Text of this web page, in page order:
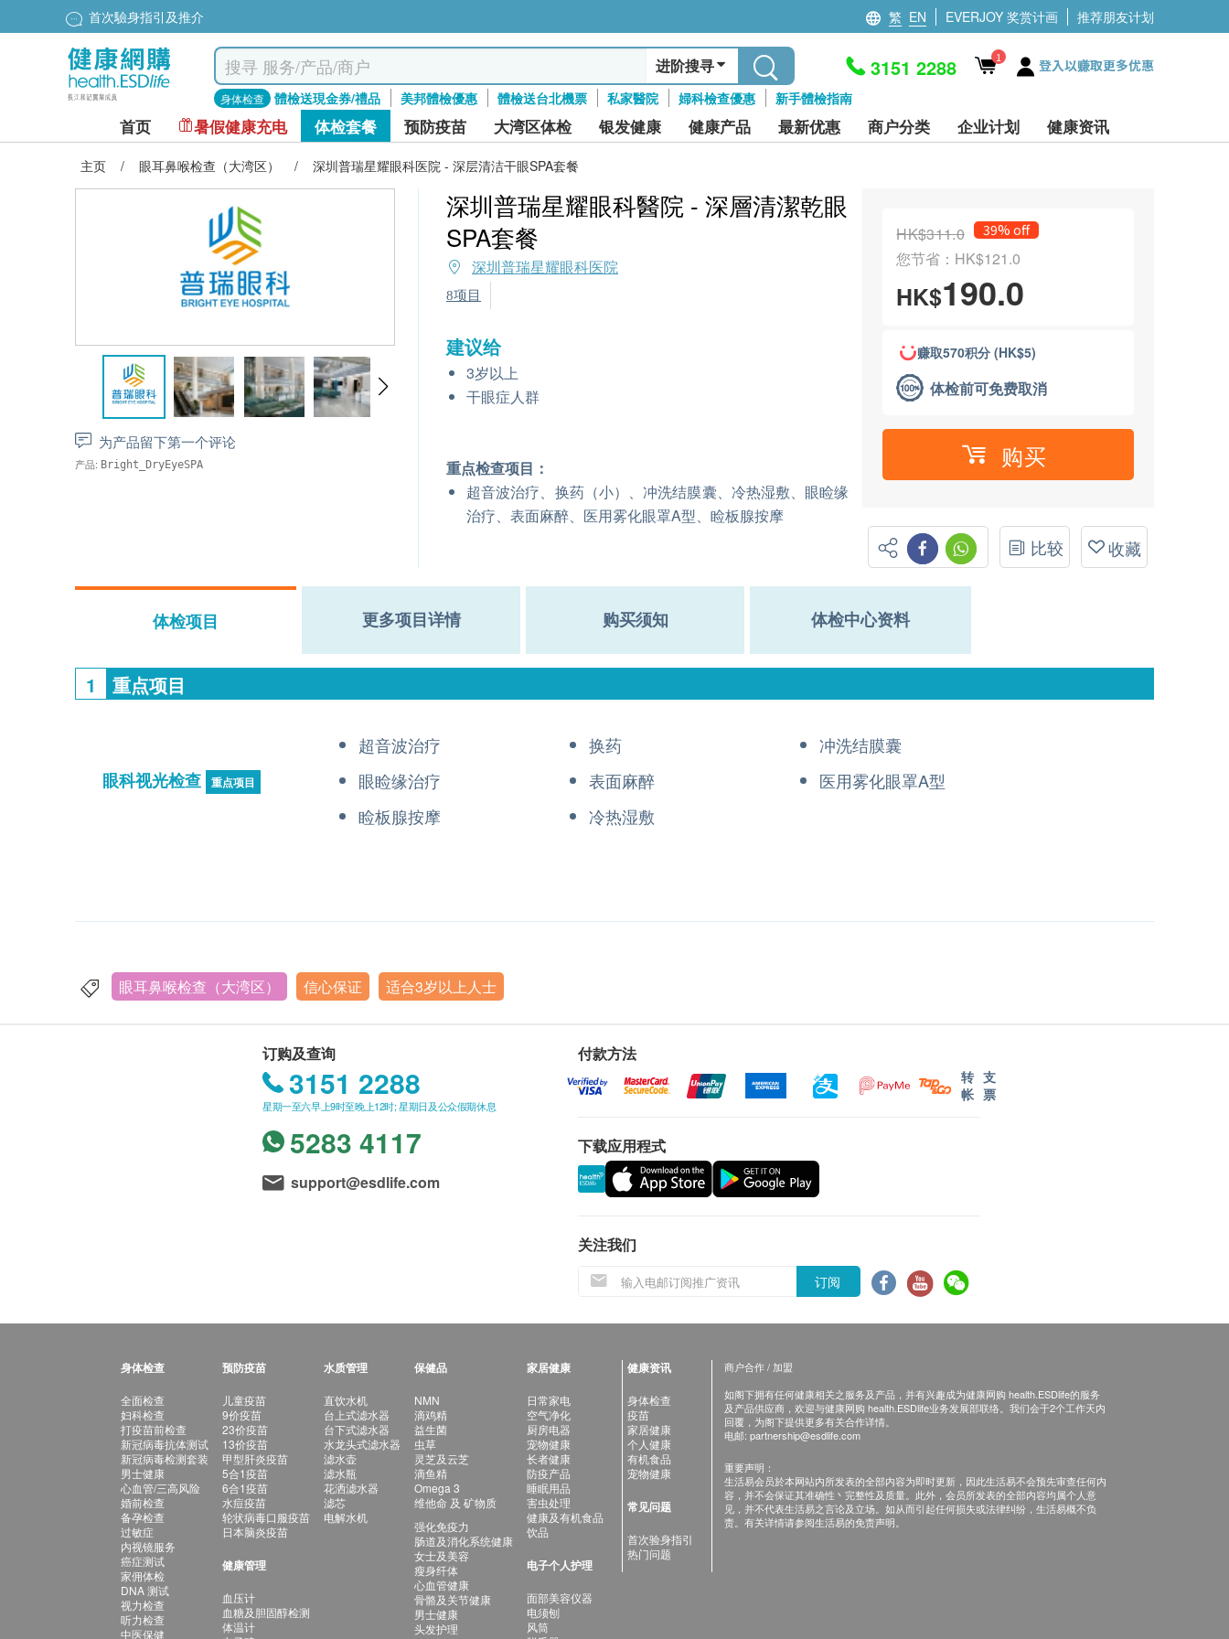
首次驗身指引及推介 繁 EN EVERJOY 奖赏计画 推荐朋友计划
进阶搜寻
身体检查 體檢送現金券/禮品 美邦體檢優惠 體檢送台北機票 私家醫院 婦科檢查優惠 新手體檢指南
3151 2288 1 登入以赚取更多优惠
首页 暑假健康充电 体检套餐 预防疫苗 大湾区体检 银发健康 健康产品 最新优惠 商户分类 企业计划 健康资讯
主页 / 眼耳鼻喉检查（大湾区） / 深圳普瑞星耀眼科医院 - 深层清洁干眼SPA套餐
为产品留下第一个评论
产品: Bright_DryEyeSPA
深圳普瑞星耀眼科醫院 - 深層清潔乾眼
SPA套餐
深圳普瑞星耀眼科医院
8项目
建议给
3岁以上
干眼症人群
重点检查项目：
超音波治疗、换药（小）、冲洗结膜囊、冷热湿敷、眼睑缘
治疗、表面麻醉、医用雾化眼罩A型、睑板腺按摩
HK$311.0 39% off
您节省：HK$121.0
HK$190.0
赚取570积分 (HK$5)
体检前可免费取消
购买
比较 收藏
体检项目 更多项目详情 购买须知 体检中心资料
1 重点项目
眼科视光检查 重点项目
超音波治疗 换药
冲洗结膜囊
眼睑缘治疗
表面麻醉
医用雾化眼罩A型
睑板腺按摩
冷热湿敷
眼耳鼻喉检查（大湾区） 信心保证 适合3岁以上人士
订购及查询
3151 2288
星期一至六早上9时至晚上12时; 星期日及公众假期休息
5283 4117
support@esdlife.com
付款方法
转
帐
支
票
下载应用程式
关注我们
订阅
身体检查
全面检查
妇科检查
打疫苗前检查
新冠病毒抗体测试
新冠病毒检测套装
男士健康
心血管/三高风险
婚前检查
备孕检查
过敏症
内视镜服务
癌症测试
家佣体检
DNA 测试
视力检查
听力检查
中医保健
预防疫苗
儿童疫苗
9价疫苗
23价疫苗
13价疫苗
甲型肝炎疫苗
5合1疫苗
6合1疫苗
水痘疫苗
轮状病毒口服疫苗
日本脑炎疫苗
健康管理
血压计
血糖及胆固醇检测
体温计
水质管理
直饮水机
台上式滤水器
台下式滤水器
水龙头式滤水器
滤水壶
滤水瓶
花洒滤水器
滤芯
电解水机
保健品
NMN
滴鸡精
益生菌
虫草
灵芝及云芝
滴鱼精
Omega 3
维他命 及 矿物质
强化免疫力
肠道及消化系统健康
女士及美容
瘦身纤体
心血管健康
骨骼及关节健康
男士健康
头发护理
家居健康
日常家电
空气净化
厨房电器
宠物健康
长者健康
防疫产品
睡眠用品
害虫处理
健康及有机食品
饮品
电子个人护理
面部美容仪器
电须刨
风筒
健康资讯
身体检查
疫苗
家居健康
个人健康
有机食品
宠物健康
常见问题
首次验身指引
热门问题
商户合作 / 加盟
如阁下拥有任何健康相关之服务及产品，并有兴趣成为健康网购 health.ESDlife的服务
及产品供应商，欢迎与健康网购 health.ESDlife业务发展部联络。我们会于2个工作天内
回覆，为阁下提供更多有关合作详情。
电邮: partnership@esdlife.com
重要声明：
生活易会员於本网站内所发表的全部内容为即时更新，因此生活易不会预先审查任何内
容，并不会保证其准确性丶完整性及质量。此外，会员所发表的全部内容均属个人意
见，并不代表生活易之言论及立场。如从而引起任何损失或法律纠纷，生活易概不负
责。有关详情请参阅生活易的免责声明。